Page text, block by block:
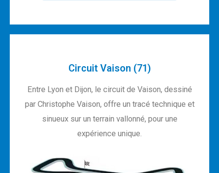
Circuit Vaison (71)
Entre Lyon et Dijon, le circuit de Vaison, dessiné
par Christophe Vaison, offre un tracé technique et
sinueux sur un terrain vallonné, pour une
expérience unique.